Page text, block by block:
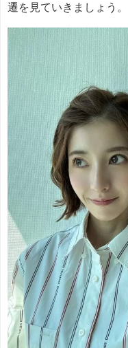
遷を見ていきましょう。